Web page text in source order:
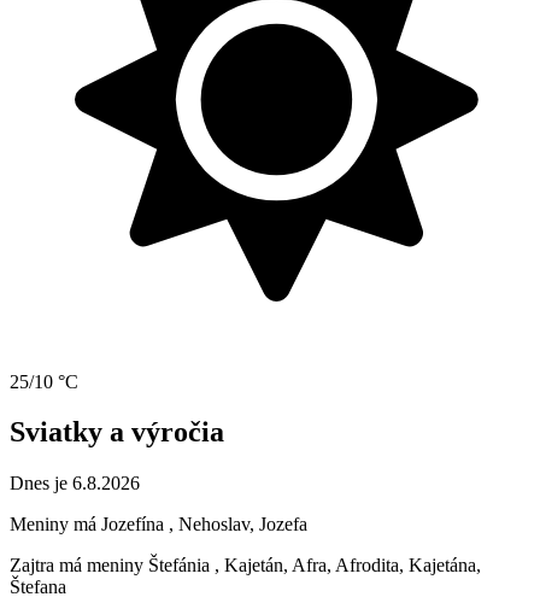
25/10 °C
Sviatky a výročia
Dnes je 6.8.2026
Meniny má Jozefína , Nehoslav, Jozefa
Zajtra má meniny Štefánia , Kajetán, Afra, Afrodita, Kajetána,
Štefana